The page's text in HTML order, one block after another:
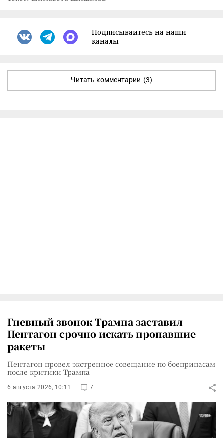
Подписывайтесь на наши
каналы
Читать комментарии (3)
Гневный звонок Трампа заставил
Пентагон срочно искать пропавшие
ракеты
Пентагон провел экстренное совещание по боеприпасам
после критики Трампа
6 августа 2026, 10:11 7